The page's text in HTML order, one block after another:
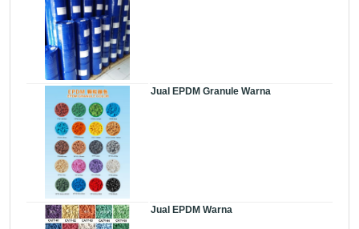
Jual EPDM Granule Warna
Jual EPDM Warna